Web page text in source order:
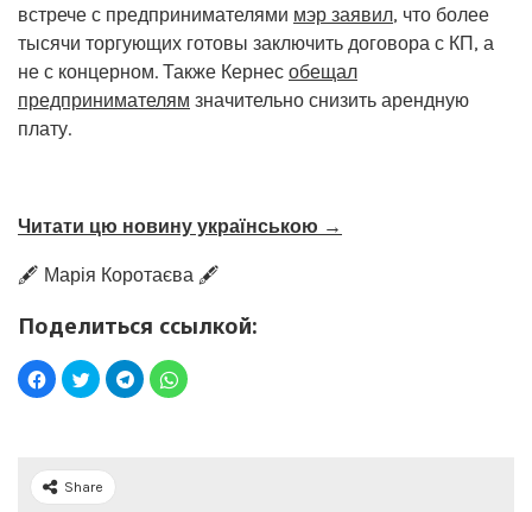
встрече с предпринимателями мэр заявил, что более
тысячи торгующих готовы заключить договора с КП, а
не с концерном. Также Кернес обещал
предпринимателям значительно снизить арендную
плату.
Читати цю новину українською →
🖋️ Марія Коротаєва 🖋️
Поделиться ссылкой:
Share